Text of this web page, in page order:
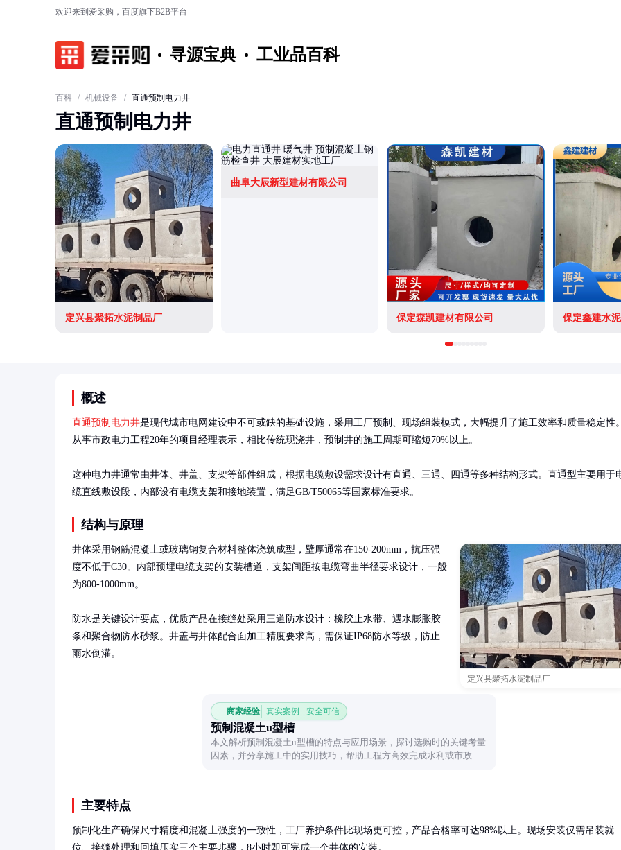
欢迎来到爱采购，百度旗下B2B平台
寻源宝典 工业品百科
百科 / 机械设备 / 直通预制电力井
直通预制电力井
定兴县聚拓水泥制品厂
曲阜大辰新型建材有限公司
保定森凯建材有限公司 保定鑫建水
概述
直通预制电力井是现代城市电网建设中不可或缺的基础设施，采用工厂预制、现场组装模式，大幅提升了施工效率和质量稳定性
从事市政电力工程20年的项目经理表示，相比传统现浇井，预制井的施工周期可缩短70%以上。
这种电力井通常由井体、井盖、支架等部件组成，根据电缆敷设需求设计有直通、三通、四通等多种结构形式。直通型主要用于
缆直线敷设段，内部设有电缆支架和接地装置，满足GB/T50065等国家标准要求。
结构与原理
定兴县聚拓水泥制品厂
井体采用钢筋混凝土或玻璃钢复合材料整体浇筑成型，壁厚通常在150-200mm，抗压强
度不低于C30。内部预埋电缆支架的安装槽道，支架间距按电缆弯曲半径要求设计，一般
为800-1000mm。
防水是关键设计要点，优质产品在接缝处采用三道防水设计：橡胶止水带、遇水膨胀胶
条和聚合物防水砂浆。井盖与井体配合面加工精度要求高，需保证IP68防水等级，防止
雨水倒灌。
商家经验 真实案例 · 安全可信
预制混凝土u型槽
本文解析预制混凝土u型槽的特点与应用场景，探讨选购时的关键考量
因素，并分享施工中的实用技巧，帮助工程方高效完成水利或市政项
主要特点
预制化生产确保尺寸精度和混凝土强度的一致性，工厂养护条件比现场更可控，产品合格率可达98%以上。现场安装仅需吊装就
位、接缝处理和回填压实三个主要步骤，8小时即可完成一个井体的安装。